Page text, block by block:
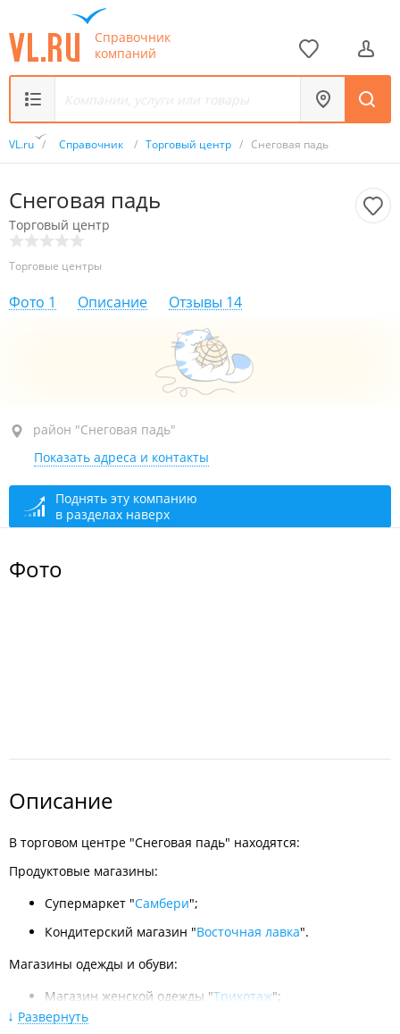
Справочник
компаний
VL.ru / Справочник / Торговый центр / Снеговая падь
Снеговая падь
Торговый центр
Торговые центры
Фото 1 Описание Отзывы 14
район "Снеговая падь", ул. Анны Щетининой, 21
круглосуточно
район "Снеговая падь"
Показать адреса и контакты
Поднять эту компанию
в разделах наверх
Фото
Описание
В торговом центре "Снеговая падь" находятся:
Продуктовые магазины:
Супермаркет "Самбери";
Кондитерский магазин "Восточная лавка".
Магазины одежды и обуви:
Магазин женской одежды "Трикотаж";
Обувной магазин "
Развернуть